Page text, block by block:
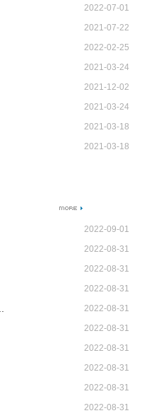
2022-07-01
2021-07-22
2022-02-25
2021-03-24
2021-12-02
2021-03-24
2021-03-18
2021-03-18
2022-09-01
2022-08-31
2022-08-31
2022-08-31
2022-08-31
2022-08-31
2022-08-31
2022-08-31
2022-08-31
2022-08-31